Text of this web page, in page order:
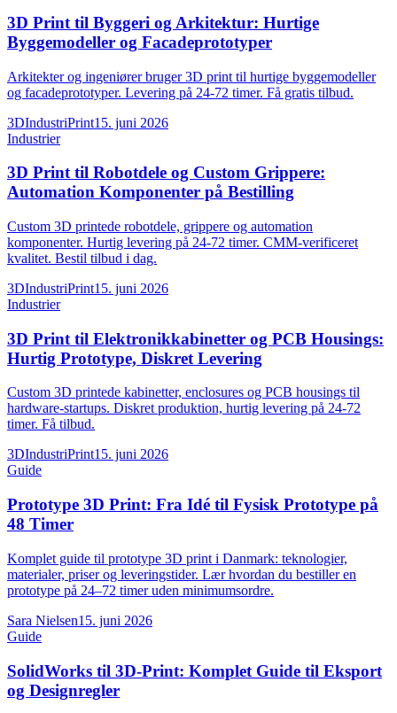
3D Print til Byggeri og Arkitektur: Hurtige
Byggemodeller og Facadeprototyper
Arkitekter og ingeniører bruger 3D print til hurtige byggemodeller
og facadeprototyper. Levering på 24-72 timer. Få gratis tilbud.
3DIndustriPrint15. juni 2026
Industrier
3D Print til Robotdele og Custom Grippere:
Automation Komponenter på Bestilling
Custom 3D printede robotdele, grippere og automation
komponenter. Hurtig levering på 24-72 timer. CMM-verificeret
kvalitet. Bestil tilbud i dag.
3DIndustriPrint15. juni 2026
Industrier
3D Print til Elektronikkabinetter og PCB Housings:
Hurtig Prototype, Diskret Levering
Custom 3D printede kabinetter, enclosures og PCB housings til
hardware-startups. Diskret produktion, hurtig levering på 24-72
timer. Få tilbud.
3DIndustriPrint15. juni 2026
Guide
Prototype 3D Print: Fra Idé til Fysisk Prototype på
48 Timer
Komplet guide til prototype 3D print i Danmark: teknologier,
materialer, priser og leveringstider. Lær hvordan du bestiller en
prototype på 24–72 timer uden minimumsordre.
Sara Nielsen15. juni 2026
Guide
SolidWorks til 3D-Print: Komplet Guide til Eksport
og Designregler